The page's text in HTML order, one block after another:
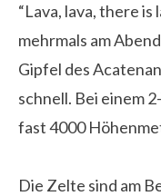
“Lava, lava, there is
mehrmals am
Gipfel des
schnell. Bei einem
fast 4000
Die Zelte sind am